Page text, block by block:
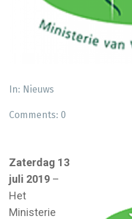
In: Nieuws
Comments: 0
Zaterdag 13
juli 2019 –
Het
Ministerie